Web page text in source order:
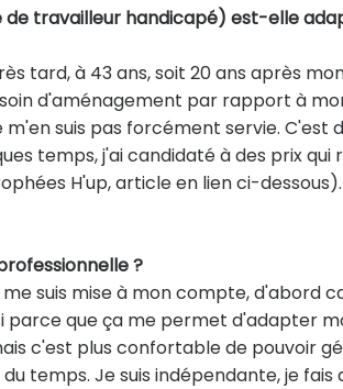
de travailleur handicapé) est-elle
tard, à 43 ans, soit 20 ans après
d'aménagement par rapport à
suis pas forcément servie. C'est
temps, j'ai candidaté à des prix qui
H'up, article en lien ci-
?
suis mise à mon compte, d'abord
que ça me permet d'adapter
c'est plus confortable de pouvoir
temps. Je suis indépendante, je fais